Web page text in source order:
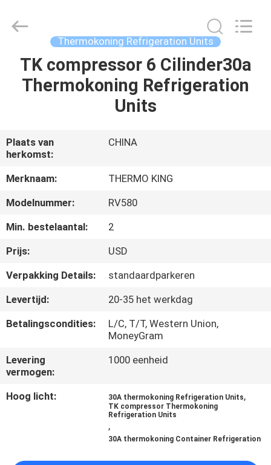
THUIS
OVER
ONS
FABRIEKSTOCHT
NEEM
CONTACT
MET
OP
NIEUWS
LIMITED.
Reserved.
Thermokoning Refrigeration Units
TK compressor 6 Cilinder30a
Thermokoning Refrigeration
Units
Plaats van
herkomst:
CHINA
Merknaam:
THERMO KING
Modelnummer:
RV580
Min. bestelaantal:
2
Prijs:
USD
Verpakking Details:
standaardparkeren
Levertijd:
20-35 het werkdag
Betalingscondities:
L/C, T/T, Western Union,
MoneyGram
Levering
vermogen:
1000 eenheid
Hoog licht: 30A thermokoning Refrigeration Units,
TK compressor Thermokoning
Refrigeration Units
,
30A thermokoning Container Refrigeration